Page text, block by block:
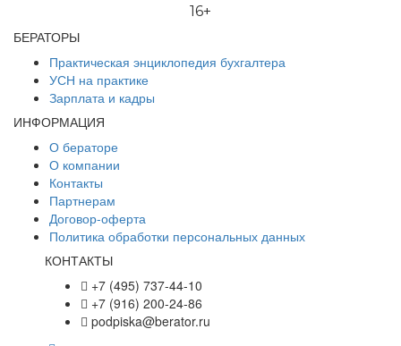
16+
БЕРАТОРЫ
Практическая энциклопедия бухгалтера
УСН на практике
Зарплата и кадры
ИНФОРМАЦИЯ
О бераторе
О компании
Контакты
Партнерам
Договор-оферта
Политика обработки персональных данных
КОНТАКТЫ
+7 (495) 737-44-10
+7 (916) 200-24-86
podpiska@berator.ru